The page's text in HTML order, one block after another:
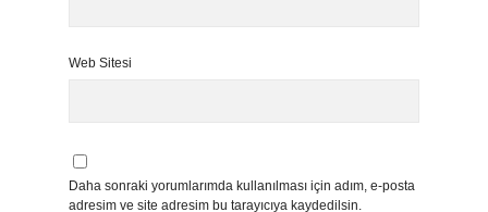
Web Sitesi
Daha sonraki yorumlarımda kullanılması için adım, e-posta
adresim ve site adresim bu tarayıcıya kaydedilsin.